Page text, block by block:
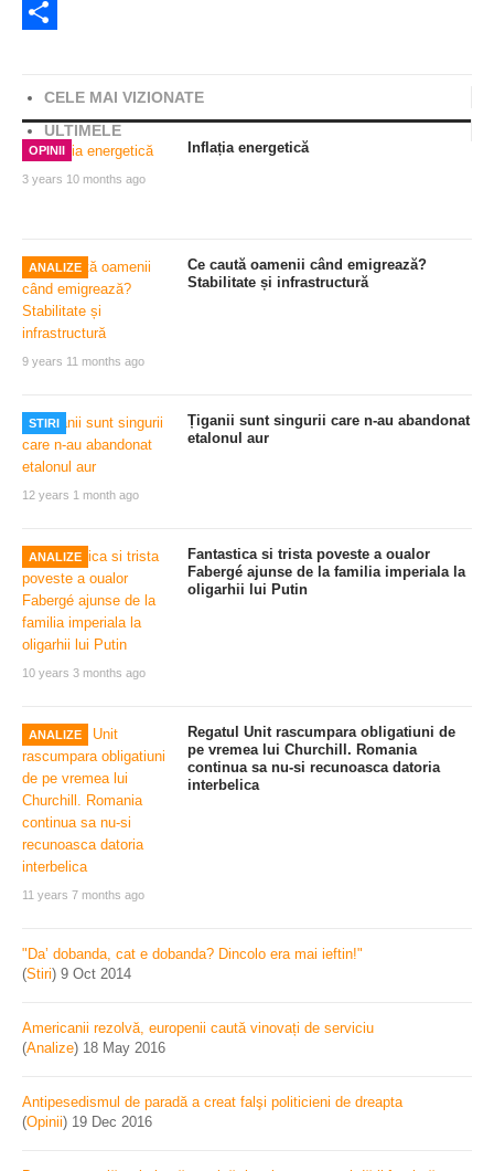
Twitter
CELE MAI VIZIONATE
ULTIMELE
OPINII
3 years 10 months ago
Inflația energetică
ANALIZE
9 years 11 months ago
Ce caută oamenii când emigrează?
Stabilitate și infrastructură
STIRI
12 years 1 month ago
Țiganii sunt singurii care n-au abandonat
etalonul aur
ANALIZE
10 years 3 months ago
Fantastica si trista poveste a oualor
Fabergé ajunse de la familia imperiala la
oligarhii lui Putin
ANALIZE
11 years 7 months ago
Regatul Unit rascumpara obligatiuni de
pe vremea lui Churchill. Romania
continua sa nu-si recunoasca datoria
interbelica
"Da’ dobanda, cat e dobanda? Dincolo era mai ieftin!"
(Stiri) 9 Oct 2014
Americanii rezolvă, europenii caută vinovați de serviciu
(Analize) 18 May 2016
Antipesedismul de paradă a creat falşi politicieni de dreapta
(Opinii) 19 Dec 2016